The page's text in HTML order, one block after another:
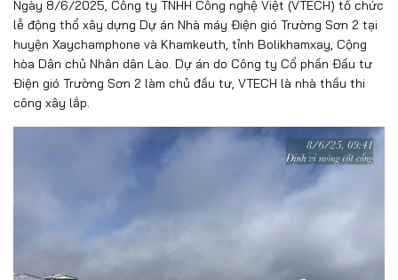
Ngày 8/6/2025, Công ty TNHH Công nghệ Việt (VTECH) tổ chức
lễ động thổ xây dựng Dự án Nhà máy Điện gió Trường Sơn 2 tại
huyện Xaychamphone và Khamkeuth, tỉnh Bolikhamxay, Cộng
hòa Dân chủ Nhân dân Lào. Dự án do Công ty Cổ phần Đầu tư
Điện gió Trường Sơn 2 làm chủ đầu tư, VTECH là nhà thầu thi
công xây lắp.